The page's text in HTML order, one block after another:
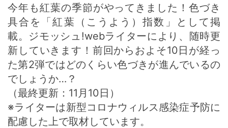
今年も紅葉の季節がやってきました！色づき
具合を「紅葉（こうよう）指数」として掲
載。ジモッシュ!webライターにより、随時更
新していきます！前回からおよそ10日が経っ
た第2弾ではどのくらい色づきが進んでいるの
でしょうか…？
（最終更新：11月10日）
※ライターは新型コロナウィルス感染症予防に
配慮した上で取材しています。